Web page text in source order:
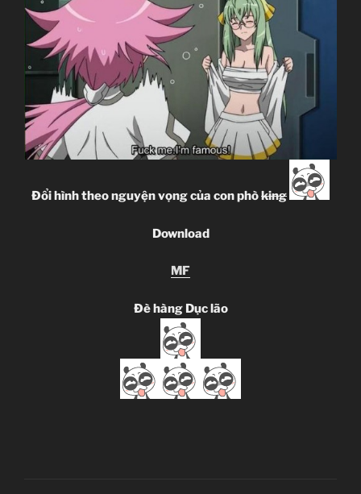
Đổi hình theo nguyện vọng của con phòking
Download
MF
Đè hàng Dục lão